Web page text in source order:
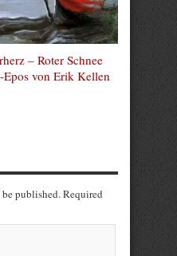
– Roter Schnee
Epos von Erik Kellen
published. Required